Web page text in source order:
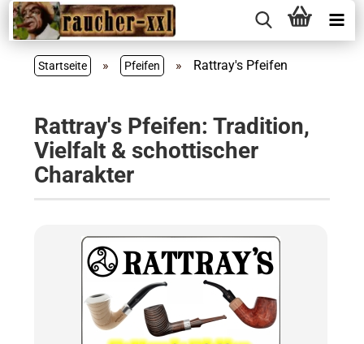
Startseite » Pfeifen » Rattray's Pfeifen
Rattray's Pfeifen: Tradition,
Vielfalt & schottischer
Charakter